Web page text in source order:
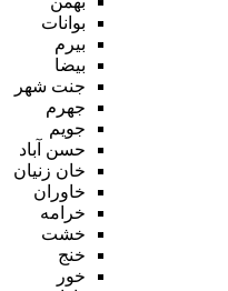
بوانات
بیرم
بیضا
جنت شهر
جهرم
جویم
حسن آباد
خان زنیان
خاوران
خرامه
خشت
خنج
خور